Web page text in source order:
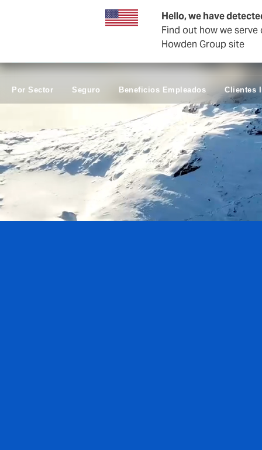
Hello, we have
Find out how we
Howden Group site
Por Sector Seguro Beneficios Empleados Clientes